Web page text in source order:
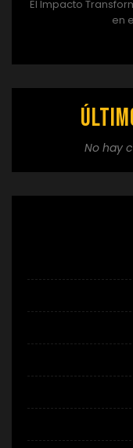
El Impacto
en
No hay